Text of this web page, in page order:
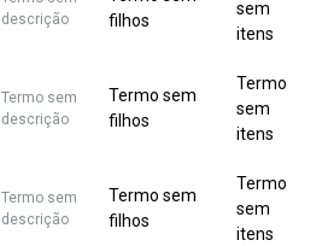
descrição
filhos
sem
itens
Termo sem
descrição
Termo sem
filhos
Termo
sem
itens
Termo sem
descrição
Termo sem
filhos
Termo
sem
itens